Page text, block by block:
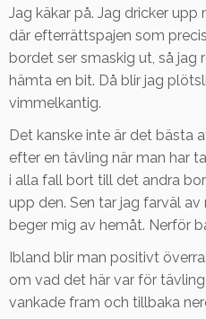
Jag käkar på. Jag dricker
där efterrättspajen som
bordet ser smaskig ut, så jag
hämta en bit. Då blir jag
vimmelkantig.
Det kanske inte är det bästa
efter en tävling när man har
i alla fall bort till det andra
upp den. Sen tar jag farväl
beger mig av hemåt. Nerför
Ibland blir man positivt
om vad det här var för
vankade fram och tillbaka